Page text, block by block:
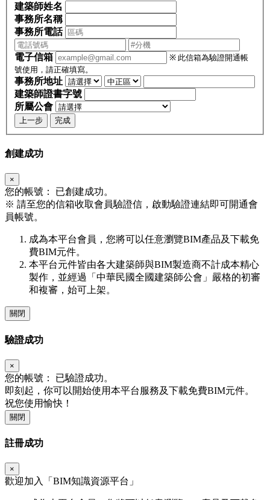
建築師姓名
事務所名稱
事務所電話
電子信箱
※ 此信箱為驗證開通帳
號使用，請正確填寫。
事務所地址
建築師證書字號
所屬公會
上一步 完成
創建成功
×
您的帳號：
已創建成功。
※ 請至您的信箱收取會員驗證信，啟動驗證連結即可開通會
員帳號。
成為本平台會員，您將可以任意瀏覽BIM產品及下載免
費BIM元件。
本平台元件皆由各大建築師與BIM製造商不計成本精心
製作，並經過「中華民國全國建築師公會」嚴格的初審
和複審，始可上架。
關閉
驗證成功
×
您的帳號：
已驗證成功。
即刻起，你可以開始使用本平台服務及下載免費BIM元件。
祝您使用愉快！
關閉
註冊成功
×
歡迎加入「 BIM知識資源平台」